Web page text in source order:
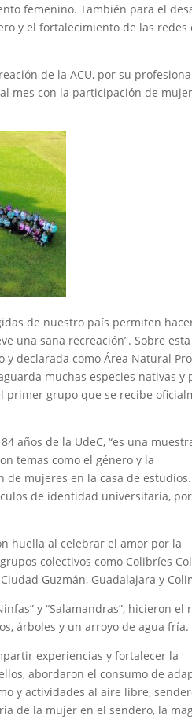
femenino. También para el
y el fortalecimiento de las redes
de la ACU, por su
mes con la participación de
de nuestro país permiten
una sana recreación”. Sobre
y declarada como Área Natural
muchas especies nativas y
primer grupo que se recibe
años de la UdeC, “es una
temas como el género y la
mujeres en la casa de estudios.
de identidad universitaria, por
huella al celebrar el amor por la
colectivos como Colibríes
Guzmán, Guadalajara y
y “Salamandras”, hicieron el
árboles y un arroyo de agua fría.
experiencias y fortalecer la
abordaron el consumo de
y actividades al aire libre,
de la mujer en el sendero, la